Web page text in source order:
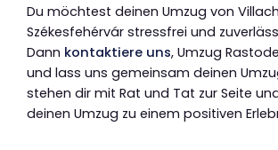
Du möchtest deinen Umzug von
Székesfehérvár stressfrei und
Dann kontaktiere uns, Umzug
und lass uns gemeinsam deinen
stehen dir mit Rat und Tat zur Seite
deinen Umzug zu einem positiven